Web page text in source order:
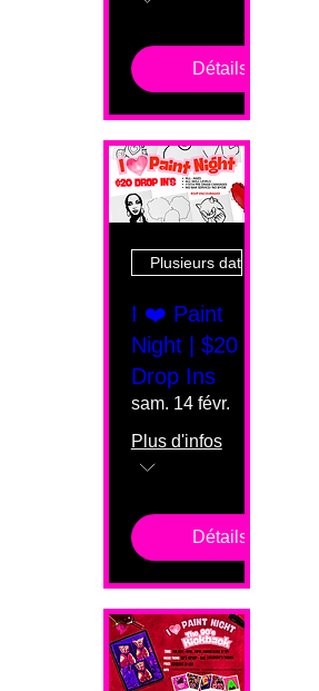
Détails
Plusieurs dates
I ❤️ Paint
Night | $20
Drop Ins
sam. 14 févr.
Plus d'infos
Détails